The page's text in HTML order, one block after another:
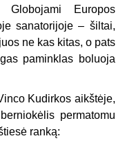
Europos
sanatorijoje – šiltai,
ne kas kitas, o pats
paminklas boluoja
Kudirkos aikštėje,
permatomu
ranką: